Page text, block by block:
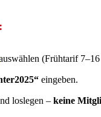
(Frühtarif
eingeben.
loslegen – keine